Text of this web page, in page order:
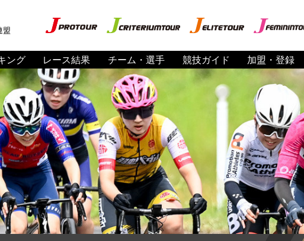
盟
ング レース結果 チーム・選手 競技ガイド 加盟・登録